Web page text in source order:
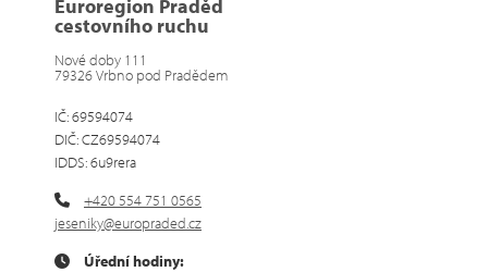
Euroregion Praděd
cestovního ruchu
Nové doby 111
79326 Vrbno pod Pradědem
IČ: 69594074
DIČ: CZ69594074
IDDS: 6u9rera
+420 554 751 0565
jeseniky@europraded.cz
Úřední hodiny: